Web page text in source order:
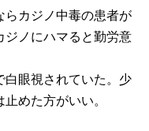
らカジノ中毒の患者が
ジノにハマると勤労意
白眼視されていた。少
めた方がいい。